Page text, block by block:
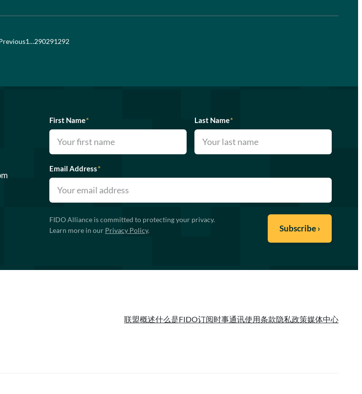
1…290291292
First Name* Last Name*
Email Address*
FIDO Alliance is committed to protecting your privacy.
Learn more in our Privacy Policy.
联盟概述什么是FIDO订阅时事通讯使用条款隐私政策媒体中心